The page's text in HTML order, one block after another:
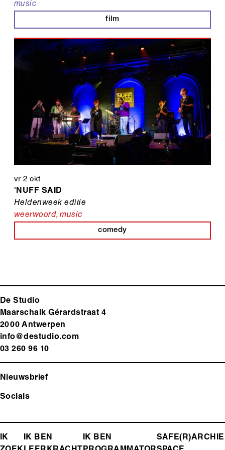
music
film
vr 2 okt
'NUFF SAID
Heldenweek editie
weerwoord,music
comedy
De Studio
Maarschalk Gérardstraat 4
2000 Antwerpen
info@destudio.com
03 260 96 10
Nieuwsbrief
Socials
FOOTER-
IK
IK BEN
IK BEN
SAFE(R)